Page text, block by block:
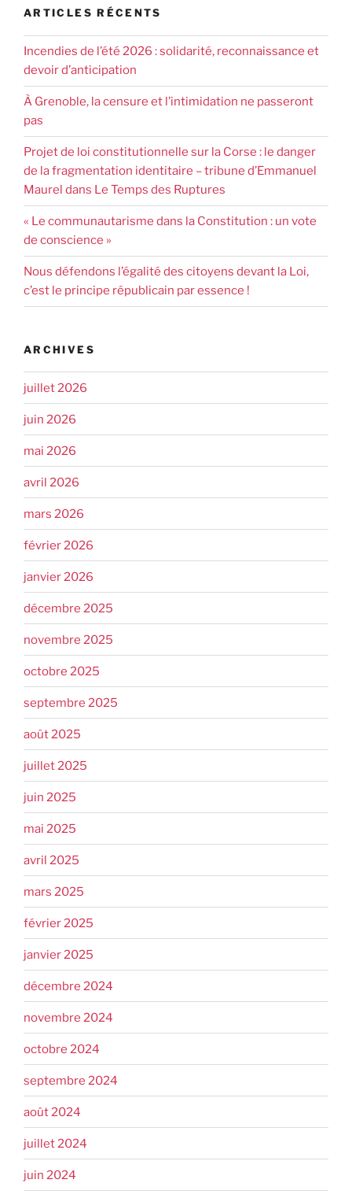
ARTICLES RÉCENTS
Incendies de l’été 2026 : solidarité, reconnaissance et
devoir d’anticipation
À Grenoble, la censure et l’intimidation ne passeront
pas
Projet de loi constitutionnelle sur la Corse : le danger
de la fragmentation identitaire – tribune d’Emmanuel
Maurel dans Le Temps des Ruptures
« Le communautarisme dans la Constitution : un vote
de conscience »
Nous défendons l’égalité des citoyens devant la Loi,
c’est le principe républicain par essence !
ARCHIVES
juillet 2026
juin 2026
mai 2026
avril 2026
mars 2026
février 2026
janvier 2026
décembre 2025
novembre 2025
octobre 2025
septembre 2025
août 2025
juillet 2025
juin 2025
mai 2025
avril 2025
mars 2025
février 2025
janvier 2025
décembre 2024
novembre 2024
octobre 2024
septembre 2024
août 2024
juillet 2024
juin 2024